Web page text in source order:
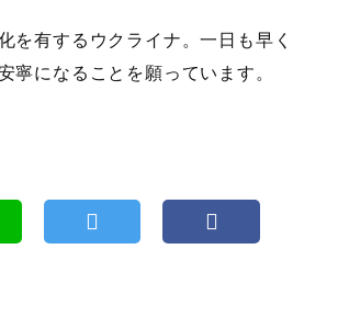
を有するウクライナ。一日も早く
寧になることを願っています。